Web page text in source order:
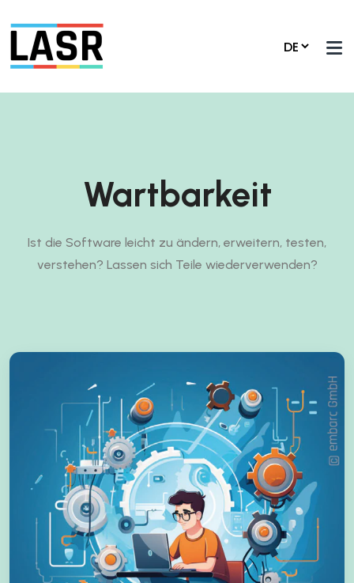
Wartbarkeit
Ist die Software leicht zu ändern, erweitern, testen,
verstehen? Lassen sich Teile wiederverwenden?